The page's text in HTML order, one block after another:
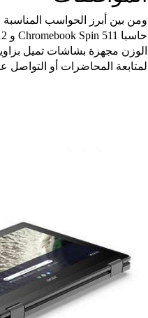
لمتابعة المحاضرات أو التواصل